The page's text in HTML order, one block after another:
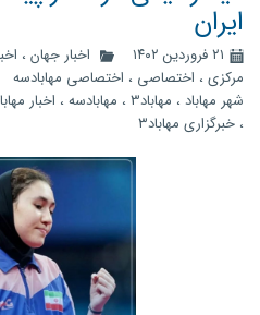
ایران
۲۱ فروردین ۱۴۰۲ اخبار جهان ،
مرکزی ، اختصاصی ، اختصاصی مهابادسه
شهر مهاباد ، مهاباد3 ، مهابادسه ، اخبار
، خبرگزاری مهاباد۳